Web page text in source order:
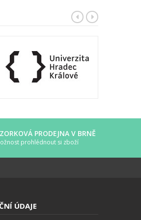
PRODEJNA V BRNĚ
prohlédnout si zboží
ÚDAJE